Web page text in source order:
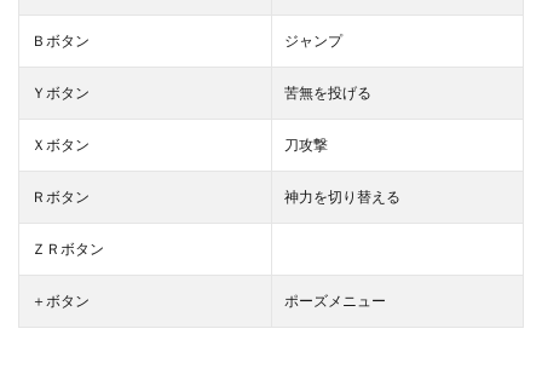
Ｂボタン ジャンプ
Ｙボタン 苦無を投げる
Ｘボタン 刀攻撃
Ｒボタン 神力を切り替える
ＺＲボタン
＋ボタン ポーズメニュー